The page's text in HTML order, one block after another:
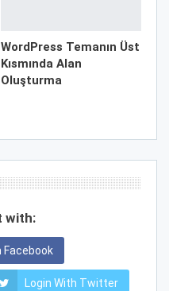
WordPress Temanın Üst
Kısmında Alan
Oluşturma
with:
Facebook
Login With Twitter